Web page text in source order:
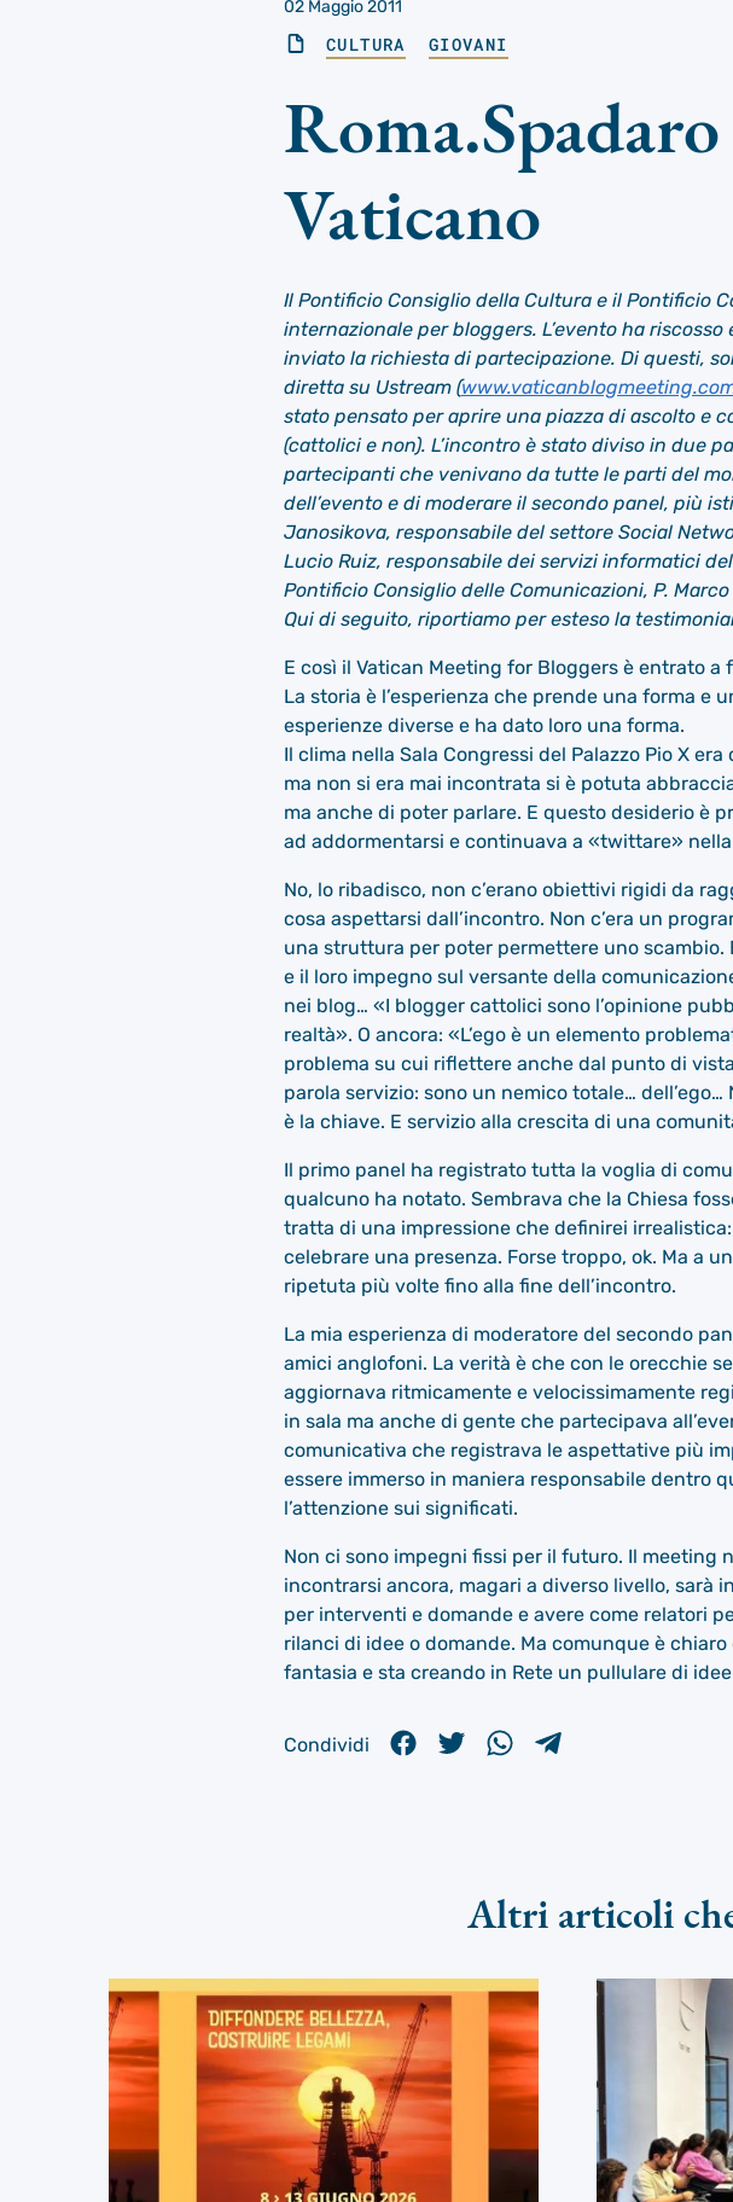
02 Maggio 2011
CULTURA GIOVANI
Vaticano
Il Pontificio Consiglio della Cultura e il Pontificio
internazionale per bloggers. L’evento ha
inviato la richiesta di partecipazione. Di questi,
diretta su Ustream (
stato pensato per aprire una piazza di ascolto e
(cattolici e non). L’incontro è stato diviso in due
partecipanti che venivano da tutte le parti del
dell’evento e di moderare il secondo panel, più
Janosikova, responsabile del settore Social
Lucio Ruiz, responsabile dei servizi informatici
Pontificio Consiglio delle Comunicazioni, P.
Qui di seguito, riportiamo per esteso la
E così il Vatican Meeting for Bloggers è entrato a
La storia è l’esperienza che prende una forma
esperienze diverse e ha dato loro una forma.
Il clima nella Sala Congressi del Palazzo Pio X
ma non si era mai incontrata si è potuta
ma anche di poter parlare. E questo desiderio è
ad addormentarsi e continuava a «twittare»
No, lo ribadisco, non c’erano obiettivi rigidi da
cosa aspettarsi dall’incontro. Non c’era un
una struttura per poter permettere uno
e il loro impegno sul versante della
nei blog… «I blogger cattolici sono l’opinione
realtà». O ancora: «L’ego è un elemento
problema su cui riflettere anche dal punto di
parola servizio: sono un nemico totale…
è la chiave. E servizio alla crescita di una
Il primo panel ha registrato tutta la voglia di
qualcuno ha notato. Sembrava che la Chiesa
tratta di una impressione che definirei
celebrare una presenza. Forse troppo, ok. Ma a
ripetuta più volte fino alla fine dell’incontro.
La mia esperienza di moderatore del secondo
amici anglofoni. La verità è che con le orecchie
aggiornava ritmicamente e velocissimamente
in sala ma anche di gente che partecipava
comunicativa che registrava le aspettative più
essere immerso in maniera responsabile dentro
l’attenzione sui significati.
Non ci sono impegni fissi per il futuro. Il meeting
incontrarsi ancora, magari a diverso livello, sarà
per interventi e domande e avere come relatori
rilanci di idee o domande. Ma comunque è
fantasia e sta creando in Rete un pullulare di
Condividi
Altri articoli